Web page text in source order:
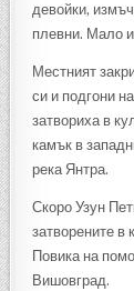
девойки,
плевни. Мало
Местният
си и подгони
затвориха в
камък в
река Янтра.
Скоро Узун
затворените в
Повика на
Вишовград.